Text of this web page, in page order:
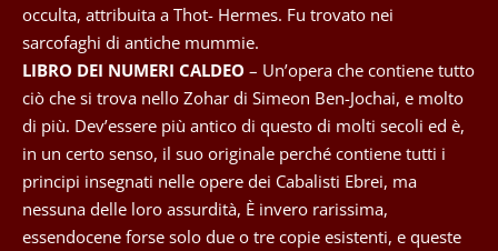
occulta, attribuita a Thot- Hermes. Fu trovato nei
sarcofaghi di antiche mummie.
LIBRO DEI NUMERI CALDEO – Un’opera che contiene tutto
ciò che si trova nello Zohar di Simeon Ben-Jochai, e molto
di più. Dev’essere più antico di questo di molti secoli ed è,
in un certo senso, il suo originale perché contiene tutti i
principi insegnati nelle opere dei Cabalisti Ebrei, ma
nessuna delle loro assurdità, È invero rarissima,
essendocene forse solo due o tre copie esistenti, e queste